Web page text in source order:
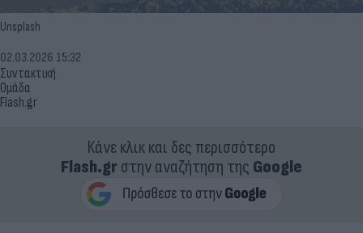
Unsplash
Συντακτική
Ομάδα
Flash.gr
02.03.2026 15:32
Κάνε κλικ και δες περισσότερο
Flash.grστην αναζήτηση της Google